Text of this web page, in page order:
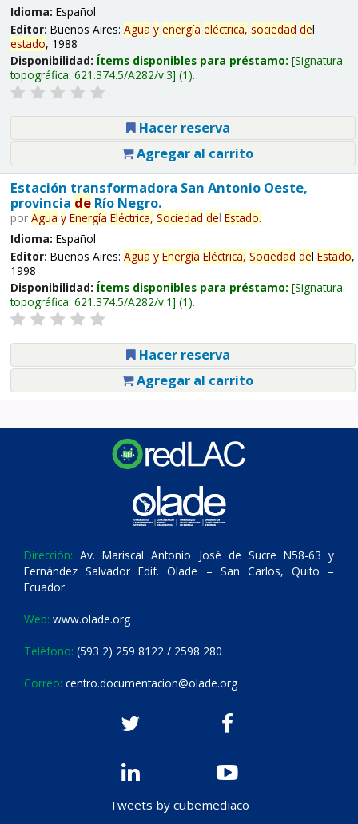
Idioma: Español
Editor: Buenos Aires: Agua y energía eléctrica, sociedad del
estado, 1988
Disponibilidad: Ítems disponibles para préstamo: Signatura
topográfica: 621.374.5/A282/v.3 (1).
Hacer reserva
Agregar al carrito
Estación transformadora San Antonio Oeste,
provincia deRío Negro.
por Agua y Energía Eléctrica, Sociedad del Estado.
Idioma: Español
Editor: Buenos Aires: Agua y Energía Eléctrica, Sociedad del Estado,
1998
Disponibilidad: Ítems disponibles para préstamo: Signatura
topográfica: 621.374.5/A282/v.1 (1).
Hacer reserva
Agregar al carrito
Dirección: Av. Mariscal Antonio José de Sucre N58-63 y
Fernández Salvador Edif. Olade – San Carlos, Quito –
Ecuador.
Web: www.olade.org
Teléfono: (593 2) 259 8122 / 2598 280
Correo: centro.documentacion@olade.org
Tweets by cubemediaco